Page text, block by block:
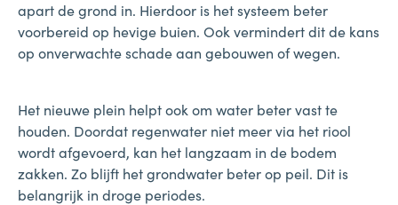
apart de grond in. Hierdoor is het systeem beter
voorbereid op hevige buien. Ook vermindert dit de kans
op onverwachte schade aan gebouwen of wegen.
Het nieuwe plein helpt ook om water beter vast te
houden. Doordat regenwater niet meer via het riool
wordt afgevoerd, kan het langzaam in de bodem
zakken. Zo blijft het grondwater beter op peil. Dit is
belangrijk in droge periodes.